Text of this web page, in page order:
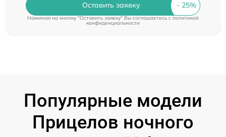
Оставить заявку
Нажимая на кнопку "Оставить заявку" Вы соглашаетесь c политикой
конфиденциальности
Популярные модели
Прицелов ночного